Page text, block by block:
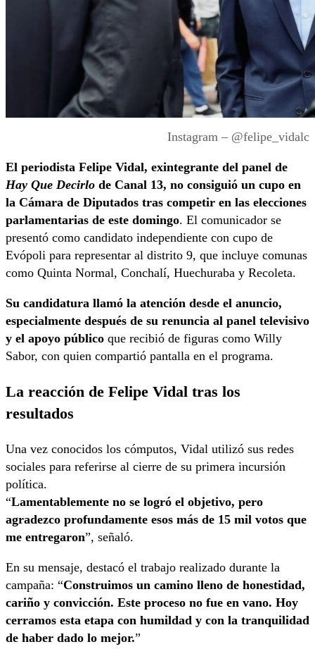
Instagram – @felipe_vidalc
El periodista Felipe Vidal, exintegrante del panel de
Hay Que Decirlo de Canal 13, no consiguió un cupo en
la Cámara de Diputados tras competir en las elecciones
parlamentarias de este domingo. El comunicador se
presentó como candidato independiente con cupo de
Evópoli para representar al distrito 9, que incluye comunas
como Quinta Normal, Conchalí, Huechuraba y Recoleta.
Su candidatura llamó la atención desde el anuncio,
especialmente después de su renuncia al panel televisivo
y el apoyo público que recibió de figuras como Willy
Sabor, con quien compartió pantalla en el programa.
La reacción de Felipe Vidal tras los
resultados
Una vez conocidos los cómputos, Vidal utilizó sus redes
sociales para referirse al cierre de su primera incursión
política.
“Lamentablemente no se logró el objetivo, pero
agradezco profundamente esos más de 15 mil votos que
me entregaron”, señaló.
En su mensaje, destacó el trabajo realizado durante la
campaña: “Construimos un camino lleno de honestidad,
cariño y convicción. Este proceso no fue en vano. Hoy
cerramos esta etapa con humildad y con la tranquilidad
de haber dado lo mejor.”